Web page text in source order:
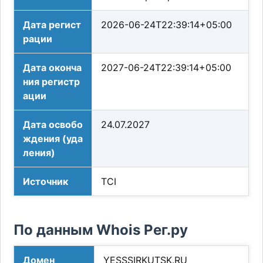
Дата регист
рации
2026-06-24T22:39:14+05:00
Дата оконча
ния регистр
ации
2027-06-24T22:39:14+05:00
Дата освобо
ждения (уда
ления)
24.07.2027
Источник TCI
По данным Whois Рег.ру
Домен YESSSIRKUTSK.RU